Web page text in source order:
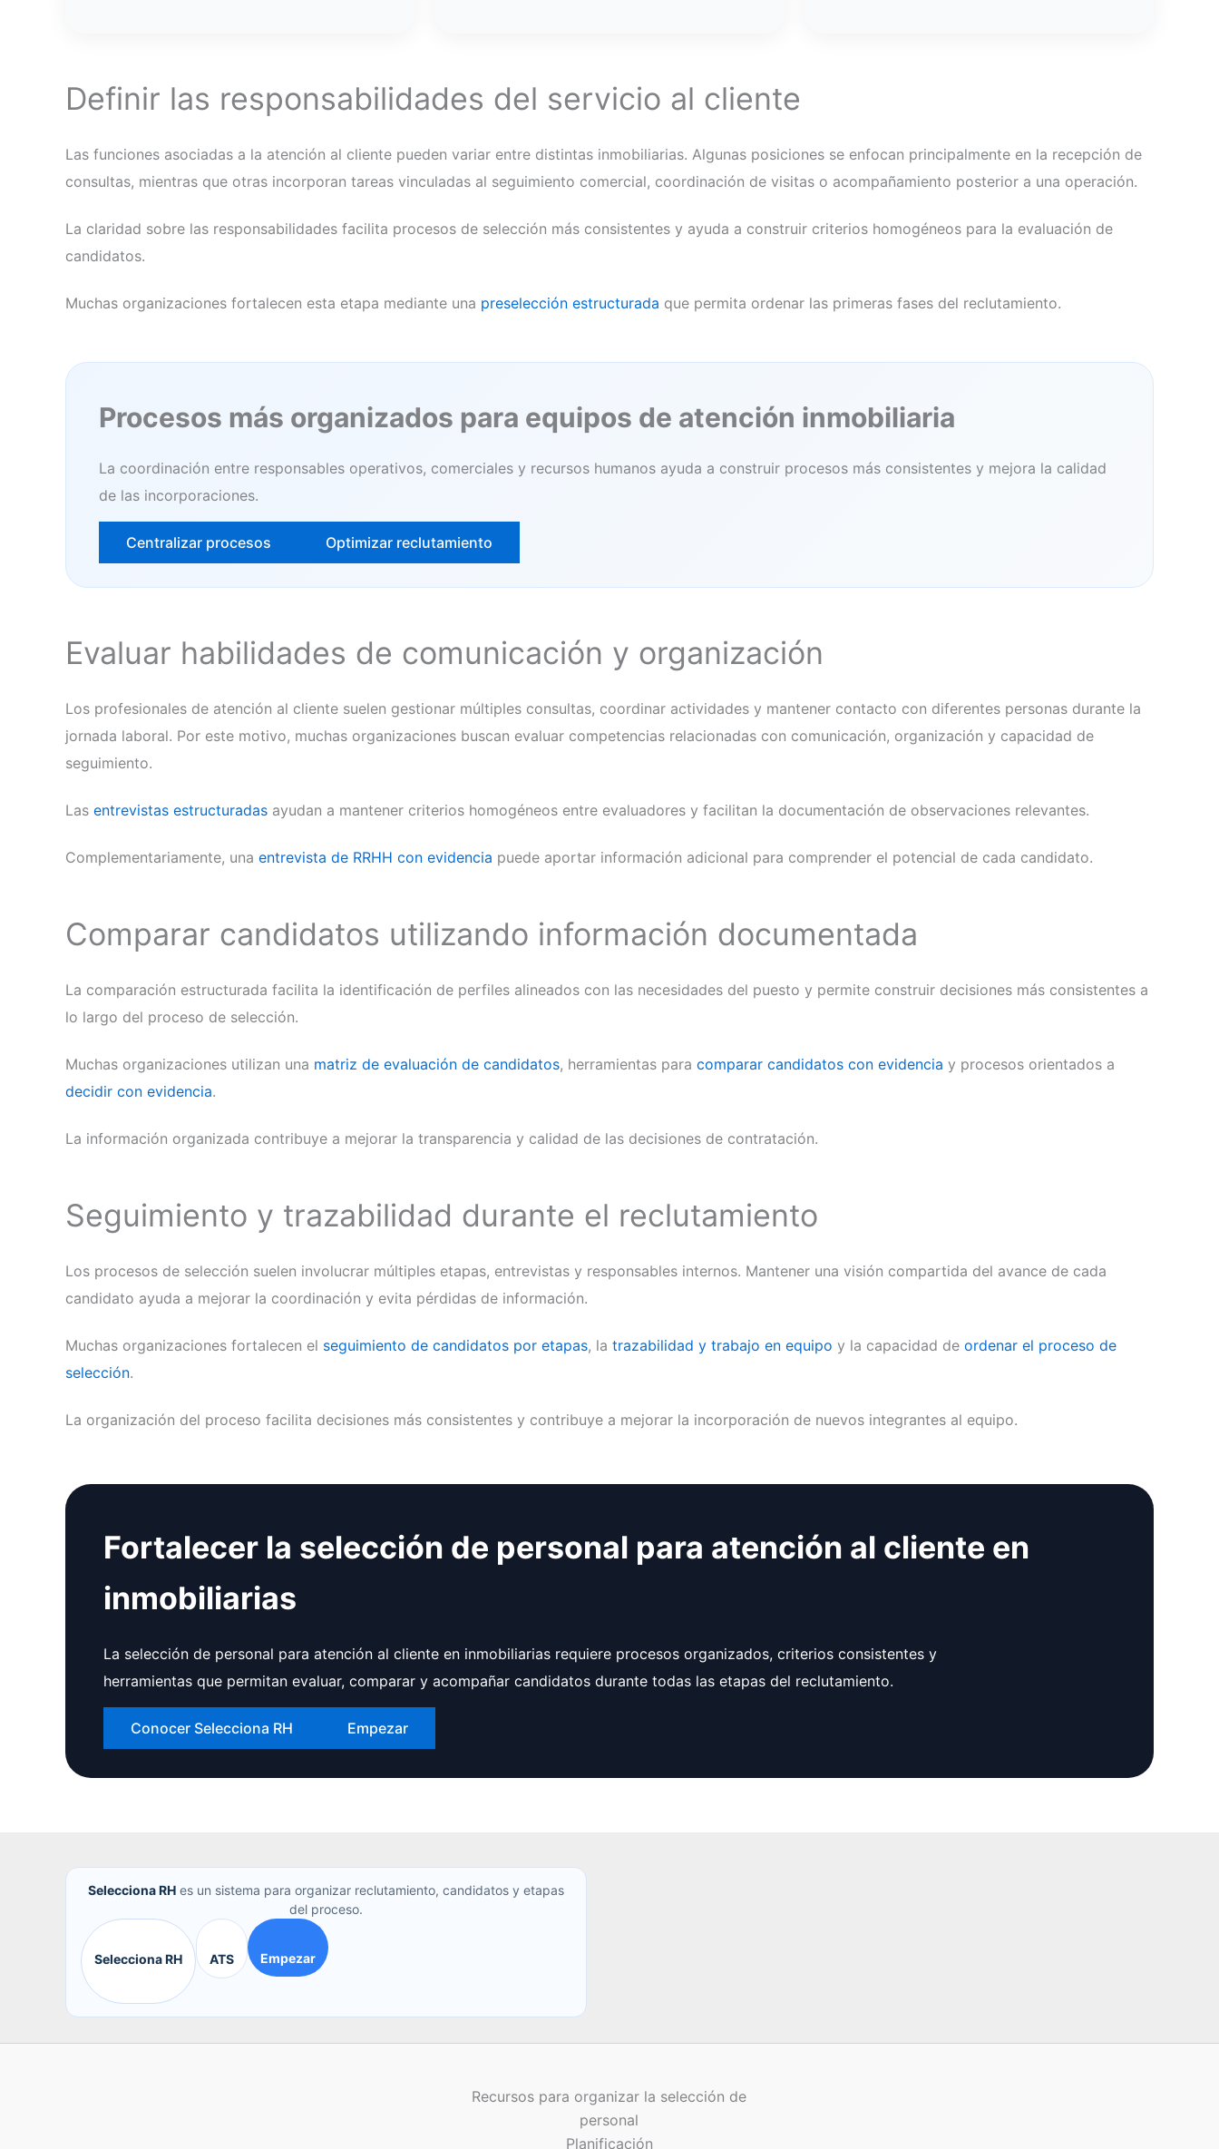
Definir las responsabilidades del servicio al cliente
Las funciones asociadas a la atención al cliente pueden variar entre distintas inmobiliarias. Algunas posiciones se enfocan principalmente en la recepción de
consultas, mientras que otras incorporan tareas vinculadas al seguimiento comercial, coordinación de visitas o acompañamiento posterior a una operación.
La claridad sobre las responsabilidades facilita procesos de selección más consistentes y ayuda a construir criterios homogéneos para la evaluación de
candidatos.
Muchas organizaciones fortalecen esta etapa mediante una preselección estructurada que permita ordenar las primeras fases del reclutamiento.
Procesos más organizados para equipos de atención inmobiliaria
La coordinación entre responsables operativos, comerciales y recursos humanos ayuda a construir procesos más consistentes y mejora la calidad
de las incorporaciones.
Centralizar procesos Optimizar reclutamiento
Evaluar habilidades de comunicación y organización
Los profesionales de atención al cliente suelen gestionar múltiples consultas, coordinar actividades y mantener contacto con diferentes personas durante la
jornada laboral. Por este motivo, muchas organizaciones buscan evaluar competencias relacionadas con comunicación, organización y capacidad de
seguimiento.
Las entrevistas estructuradas ayudan a mantener criterios homogéneos entre evaluadores y facilitan la documentación de observaciones relevantes.
Complementariamente, una entrevista de RRHH con evidencia puede aportar información adicional para comprender el potencial de cada candidato.
Comparar candidatos utilizando información documentada
La comparación estructurada facilita la identificación de perfiles alineados con las necesidades del puesto y permite construir decisiones más consistentes a
lo largo del proceso de selección.
Muchas organizaciones utilizan una matriz de evaluación de candidatos, herramientas para comparar candidatos con evidencia y procesos orientados a
decidir con evidencia.
La información organizada contribuye a mejorar la transparencia y calidad de las decisiones de contratación.
Seguimiento y trazabilidad durante el reclutamiento
Los procesos de selección suelen involucrar múltiples etapas, entrevistas y responsables internos. Mantener una visión compartida del avance de cada
candidato ayuda a mejorar la coordinación y evita pérdidas de información.
Muchas organizaciones fortalecen el seguimiento de candidatos por etapas, la trazabilidad y trabajo en equipo y la capacidad de ordenar el proceso de
selección.
La organización del proceso facilita decisiones más consistentes y contribuye a mejorar la incorporación de nuevos integrantes al equipo.
Fortalecer la selección de personal para atención al cliente en
inmobiliarias
La selección de personal para atención al cliente en inmobiliarias requiere procesos organizados, criterios consistentes y
herramientas que permitan evaluar, comparar y acompañar candidatos durante todas las etapas del reclutamiento.
Conocer Selecciona RH Empezar
Selecciona RH es un sistema para organizar reclutamiento, candidatos y etapas
del proceso.
Selecciona RH ATS Empezar
Recursos para organizar la selección de
personal
Planificación